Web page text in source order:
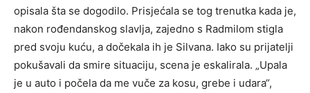
opisala šta se dogodilo. Prisjećala se tog trenutka kada je,
nakon rođendanskog slavlja, zajedno s Radmilom stigla
pred svoju kuću, a dočekala ih je Silvana. Iako su prijatelji
pokušavali da smire situaciju, scena je eskalirala. „Upala
je u auto i počela da me vuče za kosu, grebe i udara“,